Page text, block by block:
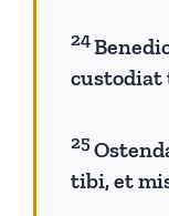
24
custodiat
25
tibi, et